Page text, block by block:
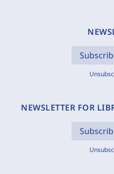
NEWSLETTER FOR